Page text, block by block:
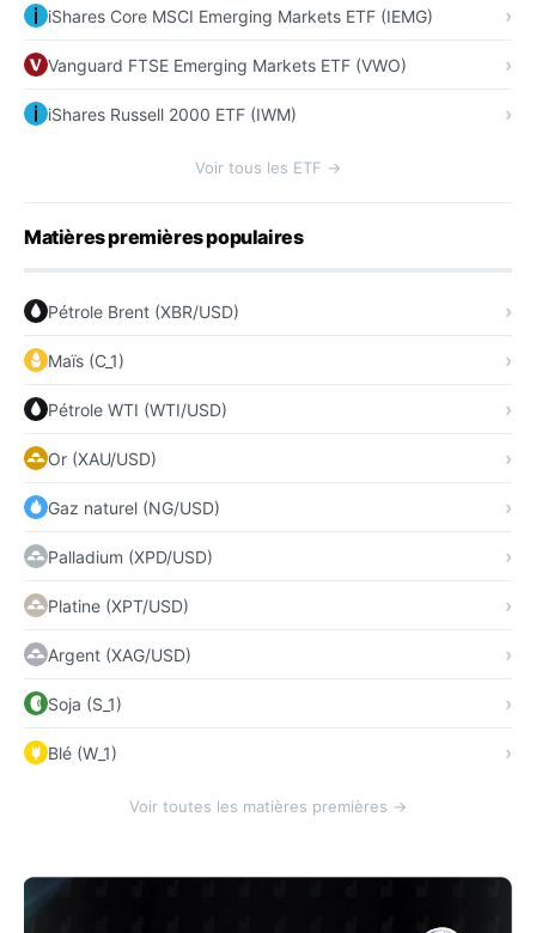
iShares Core MSCI Emerging Markets ETF (IEMG)
Vanguard FTSE Emerging Markets ETF (VWO)
iShares Russell 2000 ETF (IWM)
Voir tous les ETF →
Matières premières populaires
Pétrole Brent (XBR/USD)
Maïs (C_1)
Pétrole WTI (WTI/USD)
Or (XAU/USD)
Gaz naturel (NG/USD)
Palladium (XPD/USD)
Platine (XPT/USD)
Argent (XAG/USD)
Soja (S_1)
Blé (W_1)
Voir toutes les matières premières →